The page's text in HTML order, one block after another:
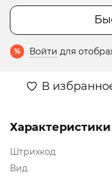
% Войти для
В
Характеристики
Штрихкод
Вид